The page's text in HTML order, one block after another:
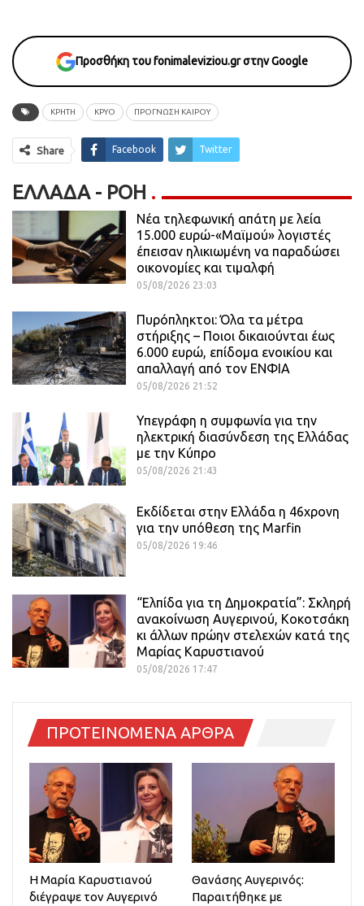
Προσθήκη του fonimaleviziou.gr στην Google
ΚΡΗΤΗ ΚΡΥΟ ΠΡΟΓΝΩΣΗ ΚΑΙΡΟΥ
Share Facebook Twitter
ΕΛΛΆΔΑ - ΡΟΗ
Νέα τηλεφωνική απάτη με λεία
15.000 ευρώ-«Μαϊμού» λογιστές
έπεισαν ηλικιωμένη να παραδώσει
οικονομίες και τιμαλφή
05/08/2026 23:03
Πυρόπληκτοι: Όλα τα μέτρα
στήριξης – Ποιοι δικαιούνται έως
6.000 ευρώ, επίδομα ενοικίου και
απαλλαγή από τον ΕΝΦΙΑ
05/08/2026 21:52
Υπεγράφη η συμφωνία για την
ηλεκτρική διασύνδεση της Ελλάδας
με την Κύπρο
05/08/2026 21:43
Εκδίδεται στην Ελλάδα η 46χρονη
για την υπόθεση της Marfin
05/08/2026 19:46
“Ελπίδα για τη Δημοκρατία”: Σκληρή
ανακοίνωση Αυγερινού, Κοκοτσάκη
κι άλλων πρώην στελεχών κατά της
Μαρίας Καρυστιανού
05/08/2026 17:47
ΠΡΟΤΕΙΝΟΜΕΝΑ ΑΡΘΡΑ
Η Μαρία Καρυστιανού
διέγραψε τον Αυγερινό
Θανάσης Αυγερινός:
Παραιτήθηκε με